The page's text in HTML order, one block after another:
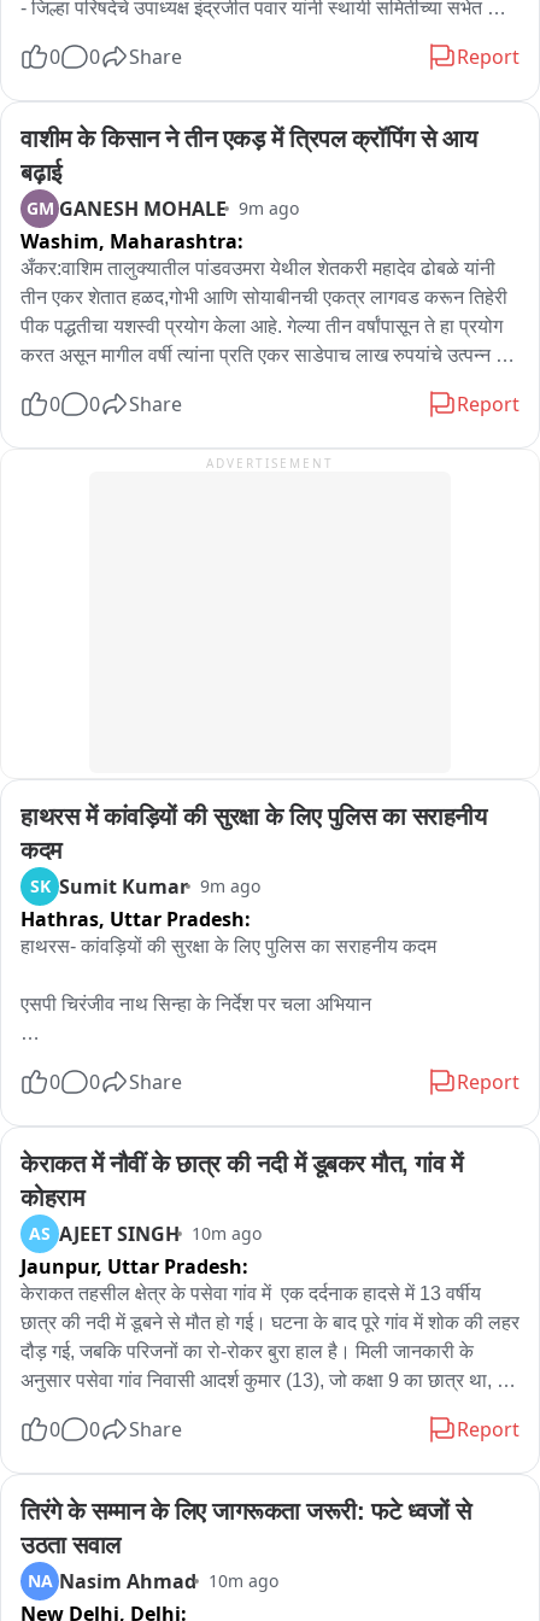
- जिल्हा परिषदेचे उपाध्यक्ष इंद्रजीत पवार यांनी स्थायी समितीच्या सभेत
ठराव मंजूर
- नामांतराच्या मुद्द्यावरून राष्ट्रवादी शरद चंद्र पवार पक्ष आणि संभाजी
ब्रिगेड आक्रमक
- नामांतराच्या निमित्ताने भाजप विरुद्ध मोहिते पाटील पुन्हा नवा संघर्ष
पेटण्याची दाट शक्यता
0 0 Share Report
वाशीम के किसान ने तीन एकड़ में त्रिपल क्रॉपिंग से आय
बढ़ाई
GM GANESH MOHALE 9m ago
Washim, Maharashtra:
अँकर:वाशिम तालुक्यातील पांडवउमरा येथील शेतकरी महादेव ढोबळे यांनी
तीन एकर शेतात हळद,गोभी आणि सोयाबीनची एकत्र लागवड करून तिहेरी
पीक पद्धतीचा यशस्वी प्रयोग केला आहे. गेल्या तीन वर्षांपासून ते हा प्रयोग
करत असून मागील वर्षी त्यांना प्रति एकर साडेपाच लाख रुपयांचे उत्पन्न
त्यांनी आपल्या प्रयोगातून सिद्ध करून दाखवले आहे。
0 0 Share Report
ADVERTISEMENT
हाथरस में कांवड़ियों की सुरक्षा के लिए पुलिस का सराहनीय
कदम
SK Sumit Kumar 9m ago
Hathras, Uttar Pradesh:
हाथरस- कांवड़ियों की सुरक्षा के लिए पुलिस का सराहनीय कदम
एसपी चिरंजीव नाथ सिन्हा के निर्देश पर चला अभियान
थाना चंदपा पुलिस ने आगरा-अलीगढ़ बाईपास का मामला
0 0 Share Report
केराकत में नौवीं के छात्र की नदी में डूबकर मौत, गांव में
कोहराम
AS AJEET SINGH 10m ago
Jaunpur, Uttar Pradesh:
केराकत तहसील क्षेत्र के पसेवा गांव में  एक दर्दनाक हादसे में 13 वर्षीय
छात्र की नदी में डूबने से मौत हो गई। घटना के बाद पूरे गांव में शोक की लहर
दौड़ गई, जबकि परिजनों का रो-रोकर बुरा हाल है। मिली जानकारी के
अनुसार पसेवा गांव निवासी आदर्श कुमार (13), जो कक्षा 9 का छात्र था,
अचानक फिसल गया और वह गहरे पानी में जा गिरा। आसपास मौजूद लोगों ने
सूचना मिलते ही स्थानीय पुलिस मौके पर पहुंची और ग्रामीणों की मदद से
काफी प्रयास के बाद छात्र के शव को नदी से बाहर निकलवाया। पुलिस ने
शव को कब्जे में लेकर पंचनामा की कार्रवाई पूरी करने के बाद पोस्टमार्टम के
लिए भेज दिया। बताया जा रहा है कि आदर्श अपने परिवार में तीन बहनों और
दो भाइयों के बीच चौथे नंबर पर था। बेटे की असमय मौत से मां नंदिनी सहित
0 0 Share Report
तिरंगे के सम्मान के लिए जागरूकता जरूरी: फटे ध्वजों से
उठता सवाल
NA Nasim Ahmad 10m ago
New Delhi, Delhi: